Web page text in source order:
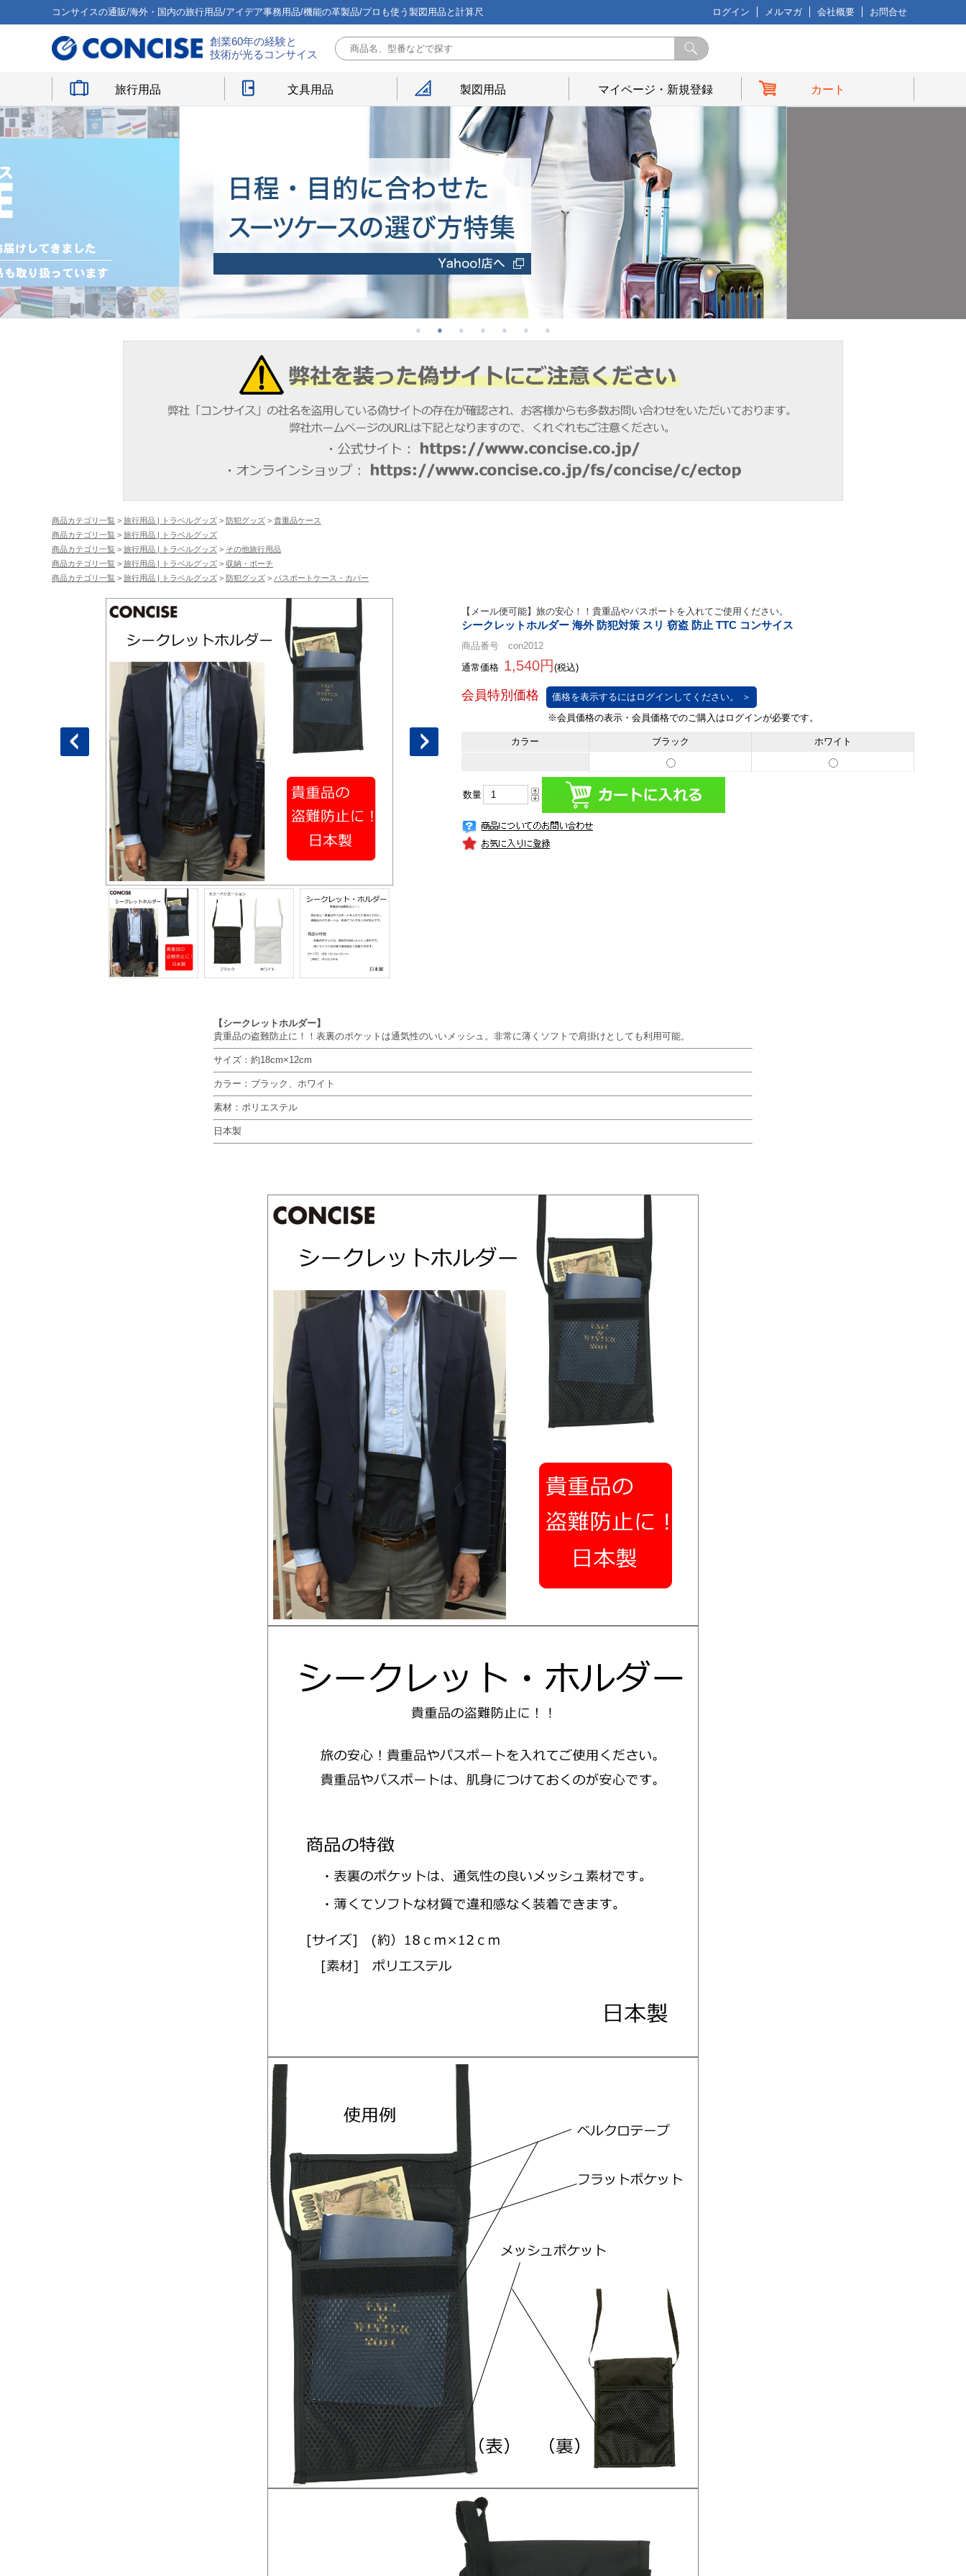
コンサイスの通販/海外・国内の旅行用品/アイデア事務用品/機能の革製品/プロも使う製図用品と計算尺 ログイン メルマガ 会社概要 お問合せ
創業60年の経験と
技術が光るコンサイス
旅行用品 文具用品 製図用品 マイページ・新規登録 カート
商品カテゴリ一覧 > 旅行用品 | トラベルグッズ > 防犯グッズ > 貴重品ケース
商品カテゴリ一覧 > 旅行用品 | トラベルグッズ
商品カテゴリ一覧 > 旅行用品 | トラベルグッズ > その他旅行用品
商品カテゴリ一覧 > 旅行用品 | トラベルグッズ > 収納・ポーチ
商品カテゴリ一覧 > 旅行用品 | トラベルグッズ > 防犯グッズ > パスポートケース・カバー
【メール便可能】旅の安心！！貴重品やパスポートを入れてご使用ください。
シークレットホルダー 海外 防犯対策 スリ 窃盗 防止 TTC コンサイス
商品番号 con2012
通常価格 1,540円 (税込)
価格を表示するにはログインしてください。 ＞
カラー ブラック ホワイト
数量
【シークレットホルダー】
貴重品の盗難防止に！！表裏のポケットは通気性のいいメッシュ。非常に薄くソフトで肩掛けとしても利用可能。
サイズ：約18cm×12cm
カラー：ブラック、ホワイト
素材：ポリエステル
日本製